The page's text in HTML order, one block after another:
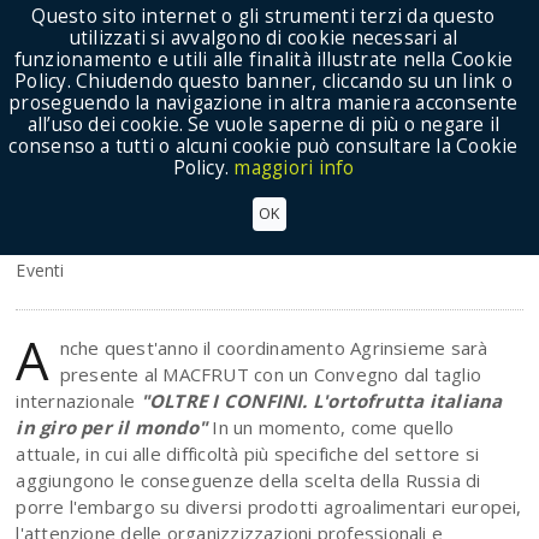
Show Menu
Eventi
A nche quest'anno il coordinamento Agrinsieme sarà
presente al MACFRUT con un Convegno dal taglio
internazionale "OLTRE I CONFINI. L'ortofrutta italiana
in giro per il mondo"In un momento, come quello
attuale, in cui alle difficoltà più specifiche del settore si
aggiungono le conseguenze della scelta della Russia di
porre l'embargo su diversi prodotti agroalimentari europei,
l'attenzione delle organizzizzazioni professionali e
Questo sito internet o gli strumenti terzi da questo
utilizzati si avvalgono di cookie necessari al
funzionamento e utili alle finalità illustrate nella Cookie
Policy. Chiudendo questo banner, cliccando su un link o
proseguendo la navigazione in altra maniera acconsente
all’uso dei cookie. Se vuole saperne di più o negare il
consenso a tutti o alcuni cookie può consultare la Cookie
Policy. maggiori info
OK